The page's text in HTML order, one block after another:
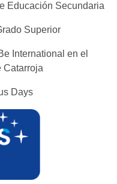
Educación Secundaria
Superior
International en el
Catarroja
Days